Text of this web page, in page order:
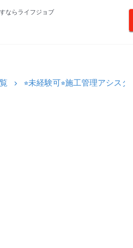
ならライフジョブ
⭐︎未経験可⭐︎施工管理アシス